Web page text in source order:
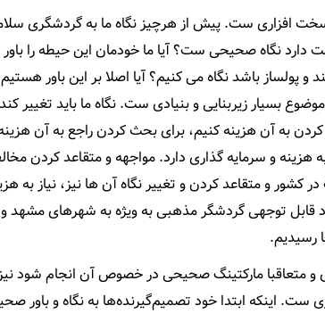
افزاری ست. پیش از هرچیز نگاه ما به گردشگری
نگاه صحیحی ست؟ آیا ما خودمان این حیطه را باور
پولساز باشد نگاه می کنیم؟ آیا اصلا بر این باور
بسیار زیربنایی و بنیادی ست. نگاه ما باید تغییر
کردن به آن هزینه کنیم، برای بحث کردن راجع به آن
هزینه و سرمایه گذاری دارد. مواجهه و متقاعد کردن
و متقاعد کردن و تغییر نگاه آن ها نیز، نیاز به
قابل توجهی گردشگر مذهبی به ویژه به شهرهای مشهد
رسیدیم.
مارکتینگ صحیحی در خصوص آن انجام شود
اینکه ابتدا خود تصمیم‌گیرنده‌ها به نگاه و باور